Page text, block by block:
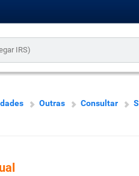
Outras Consultar